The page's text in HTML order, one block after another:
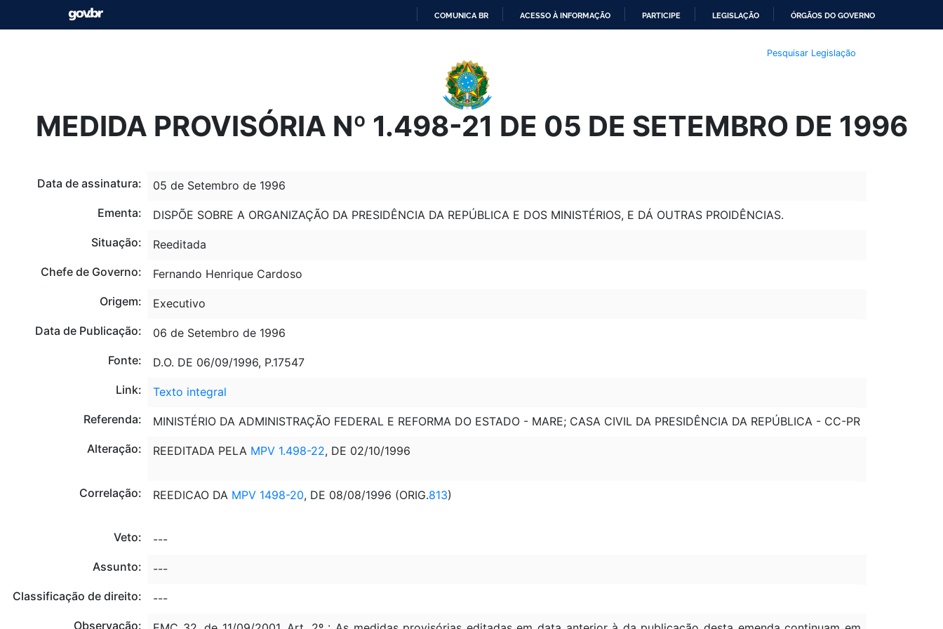
O
CONTEÚDO
COMUNICA BR ACESSO À INFORMAÇÃO PARTICIPE LEGISLAÇÃO ÓRGÃOS DO GOVERNO
Pesquisar Legislação
MEDIDA PROVISÓRIA Nº 1.498-21 DE 05 DE SETEMBRO DE 1996
Data de assinatura:
05 de Setembro de 1996
Ementa:
DISPÕE SOBRE A ORGANIZAÇÃO DA PRESIDÊNCIA DA REPÚBLICA E DOS MINISTÉRIOS, E DÁ OUTRAS PROIDÊNCIAS.
Situação:
Reeditada
Chefe de Governo:
Fernando Henrique Cardoso
Origem:
Executivo
Data de Publicação:
06 de Setembro de 1996
Fonte:
D.O. DE 06/09/1996, P.17547
Link:
Texto integral
Referenda:
MINISTÉRIO DA ADMINISTRAÇÃO FEDERAL E REFORMA DO ESTADO - MARE; CASA CIVIL DA PRESIDÊNCIA DA REPÚBLICA - CC-PR
Alteração:
REEDITADA PELA MPV 1.498-22, DE 02/10/1996
Correlação: REEDICAO DA MPV 1498-20, DE 08/08/1996 (ORIG.813)
Veto:
---
Assunto:
---
Classificação de direito:
---
Observação: